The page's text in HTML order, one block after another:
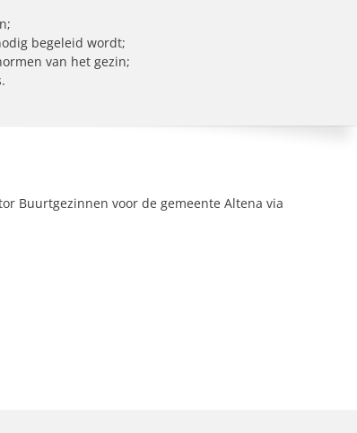
begeleid wordt;
van het gezin;
Buurtgezinnen voor de gemeente Altena via